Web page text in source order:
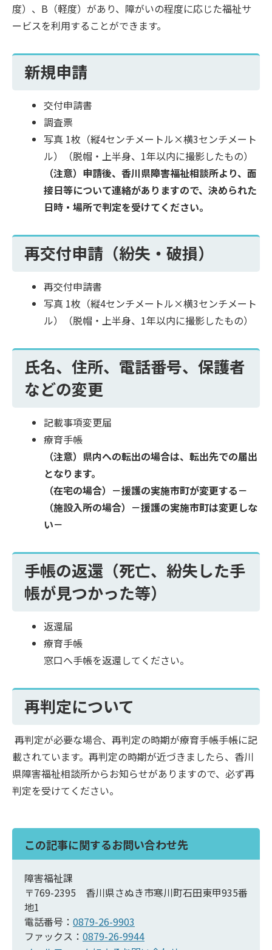
度）、B（軽度）があり、障がいの程度に応じた福祉サ
ービスを利用することができます。
新規申請
交付申請書
調査票
写真 1枚（縦4センチメートル×横3センチメート
ル）（脱帽・上半身、1年以内に撮影したもの）
（注意）申請後、香川県障害福祉相談所より、面
接日等について連絡がありますので、決められた
日時・場所で判定を受けてください。
再交付申請（紛失・破損）
再交付申請書
写真 1枚（縦4センチメートル×横3センチメート
ル）（脱帽・上半身、1年以内に撮影したもの）
氏名、住所、電話番号、保護者
などの変更
記載事項変更届
療育手帳
（注意）県内への転出の場合は、転出先での届出
となります。
（在宅の場合）－援護の実施市町が変更する－
（施設入所の場合）－援護の実施市町は変更しな
い－
手帳の返還（死亡、紛失した手
帳が見つかった等）
返還届
療育手帳
窓口へ手帳を返還してください。
再判定について
再判定が必要な場合、再判定の時期が療育手帳手帳に記
載されています。再判定の時期が近づきましたら、香川
県障害福祉相談所からお知らせがありますので、必ず再
判定を受けてください。
この記事に関するお問い合わせ先
障害福祉課
〒769-2395 香川県さぬき市寒川町石田東甲935番
地1
電話番号： 0879-26-9903
ファックス： 0879-26-9944